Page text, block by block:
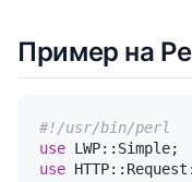
Пример на
#!/usr/bin/perl
use
use